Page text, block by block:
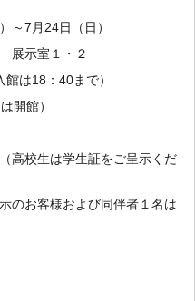
～7月24日（日）
展示室１・２
は18：40まで）
開館）
高校生は学生証をご呈示くだ
お客様および同伴者１名は